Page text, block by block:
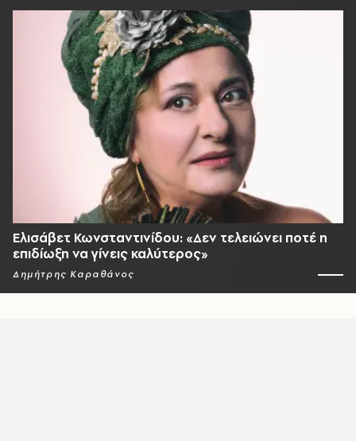
Ελισάβετ Κωνσταντινίδου: «Δεν τελειώνει ποτέ η
επιδίωξη να γίνεις καλύτερος»
Δημήτρης Καραθάνος